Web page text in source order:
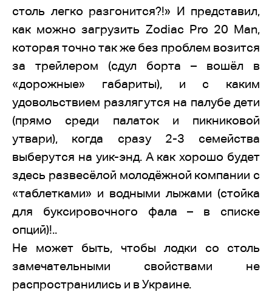
столь легко разгонится?!» И представил,
как можно загрузить Zodiac Pro 20 Man,
которая точно так же без проблем возится
за трейлером (сдул борта – вошёл в
«дорожные» габариты), и с каким
удовольствием разлягутся на палубе дети
(прямо среди палаток и пикниковой
утвари), когда сразу 2-3 семейства
выберутся на уик-энд. А как хорошо будет
здесь развесёлой молодёжной компании с
«таблетками» и водными лыжами (стойка
для буксировочного фала – в списке
опций)!..
Не может быть, чтобы лодки со столь
замечательными свойствами не
распространились и в Украине.